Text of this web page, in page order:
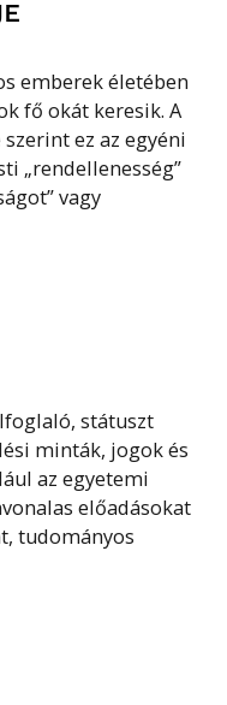
emberek életében
fő okát keresik. A
ez az egyéni
„rendellenesség”
vagy
státuszt
minták, jogok és
az egyetemi
előadásokat
tudományos